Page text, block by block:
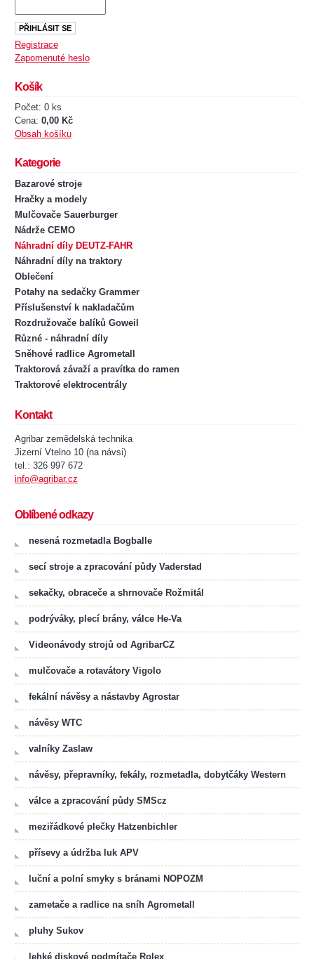
Registrace
Zapomenuté heslo
Košík
Počet: 0 ks
Cena: 0,00 Kč
Obsah košíku
Kategorie
Bazarové stroje
Hračky a modely
Mulčovače Sauerburger
Nádrže CEMO
Náhradní díly DEUTZ-FAHR
Náhradní díly na traktory
Oblečení
Potahy na sedačky Grammer
Příslušenství k nakladačům
Rozdružovače balíků Goweil
Různé - náhradní díly
Sněhové radlice Agrometall
Traktorová závaží a pravítka do ramen
Traktorové elektrocentrály
Kontakt
Agribar zemědelská technika
Jizerní Vtelno 10 (na návsi)
tel.: 326 997 672
info@agribar.cz
Oblíbené odkazy
nesená rozmetadla Bogballe
secí stroje a zpracování půdy Vaderstad
sekačky, obraceče a shrnovače Rožmitál
podrýváky, plecí brány, válce He-Va
Videonávody strojů od AgribarCZ
mulčovače a rotavátory Vigolo
fekální návěsy a nástavby Agrostar
návěsy WTC
valníky Zaslaw
návěsy, přepravníky, fekály, rozmetadla, dobytčáky Western
válce a zpracování půdy SMScz
meziřádkové plečky Hatzenbichler
přísevy a údržba luk APV
luční a polní smyky s bránami NOPOZM
zametače a radlice na sníh Agrometall
pluhy Sukov
lehké diskové podmítače Rolex